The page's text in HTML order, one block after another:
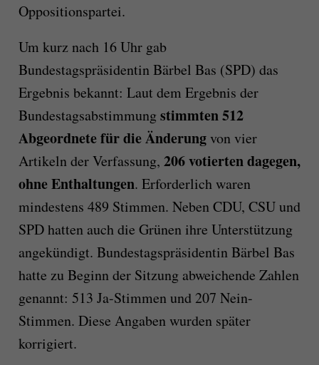
Oppositionspartei.
Um kurz nach 16 Uhr gab
Bundestagspräsidentin Bärbel Bas (SPD) das
Ergebnis bekannt: Laut dem Ergebnis der
Bundestagsabstimmungstimmten 512
Abgeordnete für die Änderungvon vier
Artikeln der Verfassung, 206 votierten dagegen,
ohne Enthaltungen. Erforderlich waren
mindestens 489 Stimmen. Neben CDU, CSU und
SPD hatten auch die Grünen ihre Unterstützung
angekündigt. Bundestagspräsidentin Bärbel Bas
hatte zu Beginn der Sitzung abweichende Zahlen
genannt: 513 Ja-Stimmen und 207 Nein-
Stimmen. Diese Angaben wurden später
korrigiert.